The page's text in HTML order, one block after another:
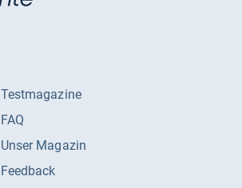
Testmagazine
FAQ
Unser Magazin
Feedback